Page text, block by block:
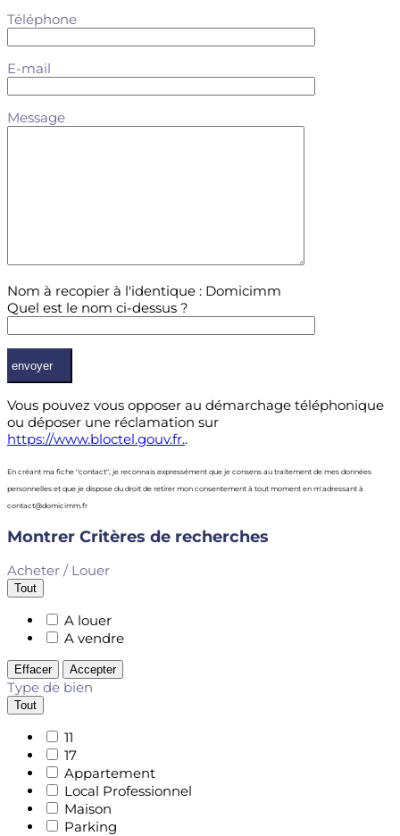
Téléphone
E-mail
Message
Nom à recopier à l'identique : Domicimm
Quel est le nom ci-dessus ?
Vous pouvez vous opposer au démarchage téléphonique
ou déposer une réclamation sur
https://www.bloctel.gouv.fr..
En créant ma fiche "contact", je reconnais expressément que je consens au traitement de mes données
personnelles et que je dispose du droit de retirer mon consentement à tout moment en m'adressant à
contact@domicimm.fr
Montrer Critères de recherches
Acheter / Louer
Tout
A louer
A vendre
Effacer Accepter
Type de bien
Tout
11
17
Appartement
Local Professionnel
Maison
Parking